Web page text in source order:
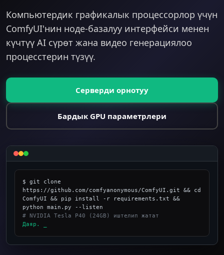
Компьютердик графикалык процессорлор үчүн
ComfyUI'нин ноде-базалуу интерфейси менен
күчтүү AI сүрөт жана видео генерациялоо
процесстерин түзүү.
Серверди орнотуу
Бардык GPU параметрлери
$ git clone
https://github.com/comfyanonymous/ComfyUI.git && cd
ComfyUI && pip install -r requirements.txt &&
# NVIDIA Tesla P40 (24GB) иштелип жатат
Даяр.